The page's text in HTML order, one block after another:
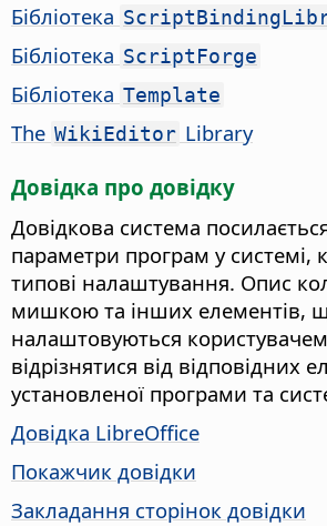
Бібліотека
Бібліотека ScriptForge
Бібліотека Template
The WikiEditor Library
Довідка про довідку
Довідкова система
параметри програм у системі,
типові налаштування. Опис
мишкою та інших елементів,
налаштовуються
відрізнятися від відповідних
установленої програми та
Довідка LibreOffice
Покажчик довідки
Закладання сторінок довідки